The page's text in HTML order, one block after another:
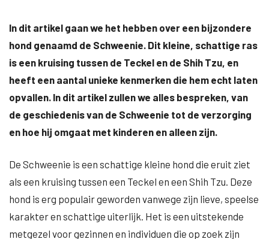
In dit artikel gaan we het hebben over een bijzondere
hond genaamd de Schweenie. Dit kleine, schattige ras
is een kruising tussen de Teckel en de Shih Tzu, en
heeft een aantal unieke kenmerken die hem echt laten
opvallen. In dit artikel zullen we alles bespreken, van
de geschiedenis van de Schweenie tot de verzorging
en hoe hij omgaat met kinderen en alleen zijn.
De Schweenie is een schattige kleine hond die eruit ziet
als een kruising tussen een Teckel en een Shih Tzu. Deze
hond is erg populair geworden vanwege zijn lieve, speelse
karakter en schattige uiterlijk. Het is een uitstekende
metgezel voor gezinnen en individuen die op zoek zijn